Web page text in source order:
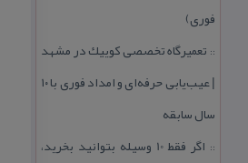
فوری)
:: تعمیرگاه تخصصی كوییك در مشهد
| عیب‌یابی حرفه‌ای و امداد فوری با ۱۰
سال سابقه
::
اگر فقط 10 وسیله بتوانید بخرید،